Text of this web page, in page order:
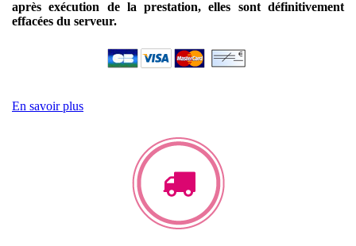
après exécution de la prestation, elles sont définitivement
effacées du serveur.
En savoir plus